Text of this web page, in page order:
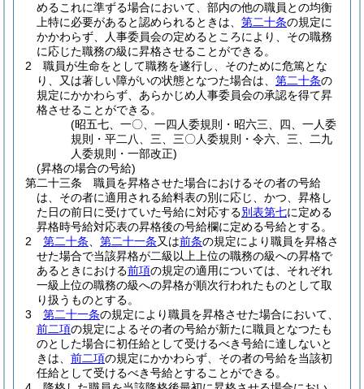
めるこれに準ずる場合において、部内の他の職員との均衡
上特に必要があると認められるときは、 第二十条の規定に
かかわらず、人事委員会の定めるところにより、その職務
に応じた職務の級に昇格させることができる。
2
職員が生命をとして職務を遂行し、そのために危篤とな
り、又は著しい障がいの状態となつた場合は、 第二十条の
規定にかかわらず、あらかじめ人事委員会の承認を得て昇
格させることができる。
(昭五七、一〇、一四人委規則・昭六三、四、一人委
規則・平二八、三、三〇人委規則・令六、三、二九
人委規則・一部改正)
(昇格の場合の号給)
第二十三条
職員を昇格させた場合におけるその者の号給
は、その者に適用される給料表の別に応じ、かつ、昇格し
た日の前日に受けていた号給に対応する別表第七に定める
昇格時号給対応表の昇格後の号給欄に定める号給とする。
2
第二十条 第二十一条又は前条の規定により職員を昇格さ
せた場合で当該昇格が二級以上上位の職務の級への昇格で
あるときにおける前項の規定の適用については、それぞれ
一級上位の職務の級への昇格が順次行われたものとして取
り扱うものとする。
3
第二十一条の規定により職員を昇格させた場合において、
前二項の規定によるその者の号給が新たに職員となつたも
のとした場合に初任給として受けるべき号給に達しないと
きは、 前二項の規定にかかわらず、その者の号給を当該初
任給として受けるべき号給とすることができる。